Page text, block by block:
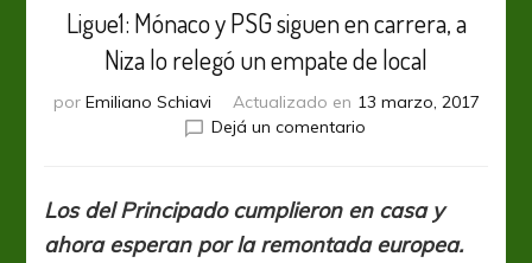
Ligue1: Mónaco y PSG siguen en carrera, a
Niza lo relegó un empate de local
por Emiliano Schiavi Actualizado en 13 marzo, 2017
Dejá un comentarioen
PSG
siguen
Los del Principado cumplieron en casa y
ahora esperan por la remontada europea.